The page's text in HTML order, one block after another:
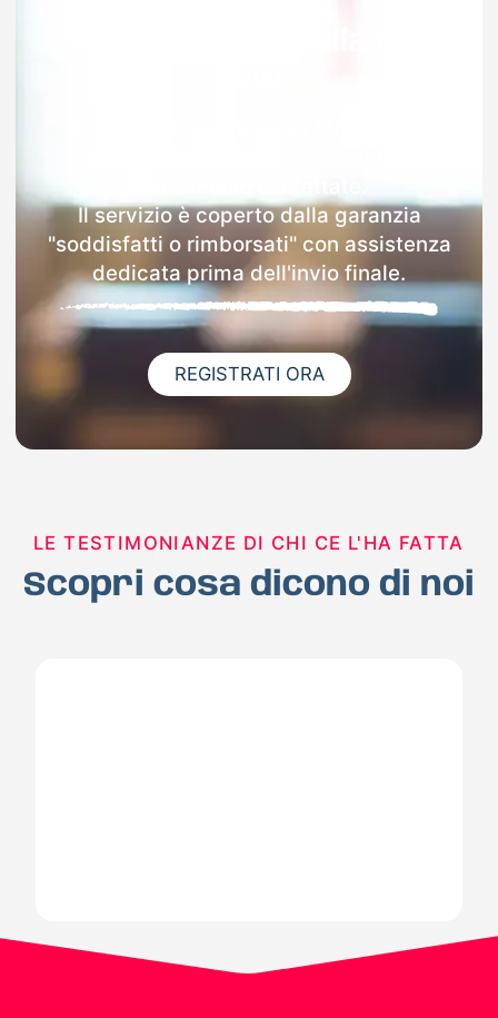
Il servizio è coperto dalla garanzia
"soddisfatti o rimborsati" con assistenza
dedicata prima dell'invio finale.
REGISTRATI ORA
LE TESTIMONIANZE DI CHI CE L'HA FATTA
Scopri cosa dicono di noi